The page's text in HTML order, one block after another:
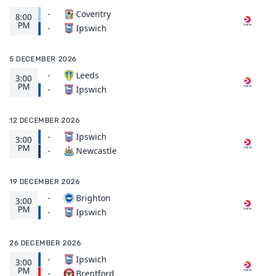
8:00
PM
-
-
Coventry
Ipswich
5 DECEMBER 2026
3:00
PM
-
-
Leeds
Ipswich
12 DECEMBER 2026
3:00
PM
-
-
Ipswich
Newcastle
19 DECEMBER 2026
3:00
PM
-
-
Brighton
Ipswich
26 DECEMBER 2026
3:00
PM
-
-
Ipswich
Brentford